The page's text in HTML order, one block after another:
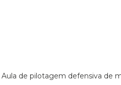
aula de pilotagem defensiva de